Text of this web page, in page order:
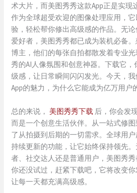
术大片，而美图秀秀这款App正是实现
作为全球超受欢迎的图像处理应用，
验，轻松帮你修出高级感的作品。无
爱好者，美图秀秀都已成为装机必备
博主，他们的每张自拍都散发着专业
秀的AI人像氛围和创意神器。下载它
级感，让日常瞬间闪闪发光。今天，
App的魅力，为什么它能成为亿万用户
总的来说， 美图秀秀下载 后，你会发
而是一个创意生活伙伴。从一站式修
了从拍摄到后期的一切需求。全球用
持续更新的功能，让它始终保持领先
者、社交达人还是普通用户，美图秀
你还没试过，赶紧下载吧，它将改变你
让每一天都充满高级感。